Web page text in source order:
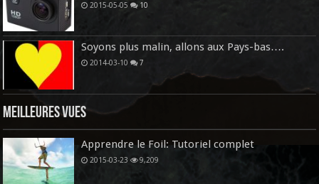
2015-05-05 10
Soyons plus malin, allons aux Pays-bas….
2014-03-10 7
Meilleures vues
Apprendre le Foil: Tutoriel complet
2015-03-23 9,209